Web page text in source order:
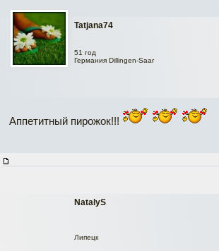
Tatjana74
51 год
Германия Dillingen-Saar
Аппетитный пирожок!!!
NatalyS
Липецк